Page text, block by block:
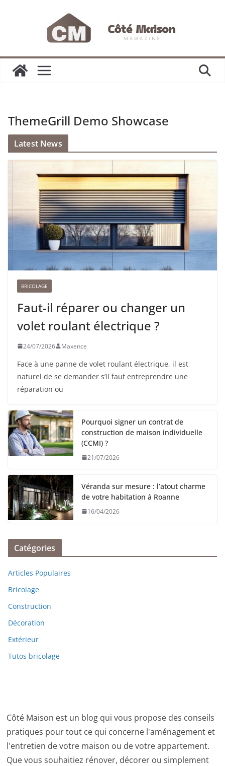
ThemeGrill Demo Showcase
Latest News
BRICOLAGE
Faut-il réparer ou changer un
volet roulant électrique ?
24/07/2026 Maxence
Face à une panne de volet roulant électrique, il est
naturel de se demander s’il faut entreprendre une
réparation ou
Pourquoi signer un contrat de
construction de maison individuelle
(CCMI) ?
21/07/2026
Véranda sur mesure : l’atout charme
de votre habitation à Roanne
16/04/2026
Catégories
Articles Populaires
Bricolage
Construction
Décoration
Extérieur
Tutos bricolage
Côté Maison est un blog qui vous propose des conseils
pratiques pour tout ce qui concerne l'aménagement et
l'entretien de votre maison ou de votre appartement.
Que vous souhaitiez rénover, décorer ou simplement